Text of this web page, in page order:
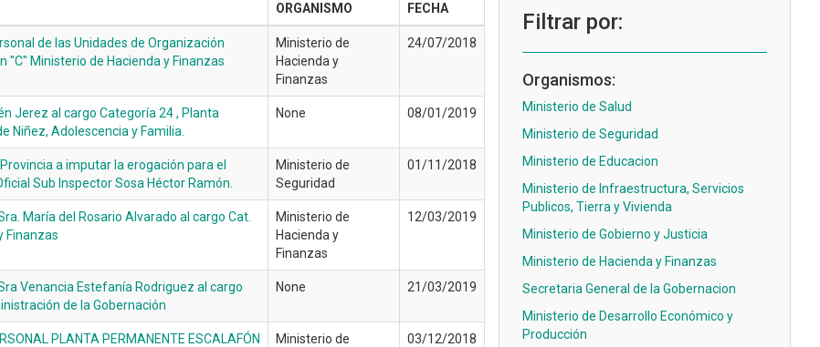
ORGANISMO FECHA
de las Unidades de Organización
"C" Ministerio de Hacienda y Finanzas
Ministerio de
Hacienda y
Finanzas
24/07/2018
Jerez al cargo Categoría 24 , Planta
Niñez, Adolescencia y Familia.
None 08/01/2019
a imputar la erogación para el
Sub Inspector Sosa Héctor Ramón.
Ministerio de
Seguridad
01/11/2018
María del Rosario Alvarado al cargo Cat.
Finanzas
Ministerio de
Hacienda y
Finanzas
12/03/2019
Venancia Estefanía Rodriguez al cargo
de la Gobernación
None 21/03/2019
PLANTA PERMANENTE ESCALAFÓN
Ministerio de
03/12/2018
Filtrar por:
Organismos:
Ministerio de Salud
Ministerio de Seguridad
Ministerio de Educacion
Ministerio de Infraestructura, Servicios
Publicos, Tierra y Vivienda
Ministerio de Gobierno y Justicia
Ministerio de Hacienda y Finanzas
Secretaria General de la Gobernacion
Ministerio de Desarrollo Económico y
Producción